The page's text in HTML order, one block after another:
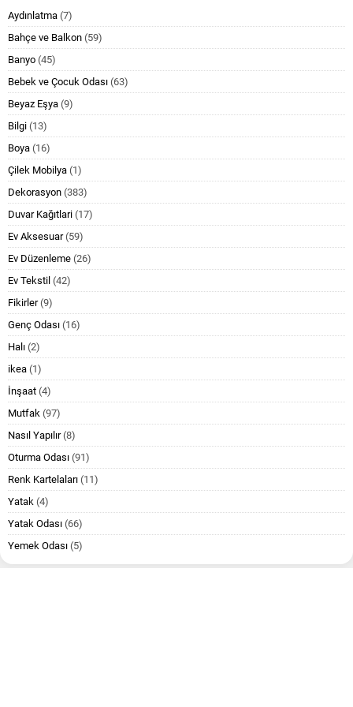
Aydınlatma (7)
Bahçe ve Balkon (59)
Banyo (45)
Bebek ve Çocuk Odası (63)
Beyaz Eşya (9)
Bilgi (13)
Boya (16)
Çilek Mobilya (1)
Dekorasyon (383)
Duvar Kağıtlari (17)
Ev Aksesuar(59)
Ev Düzenleme (26)
Ev Tekstil (42)
Fikirler(9)
Genç Odası (16)
Halı (2)
ikea (1)
İnşaat (4)
Mutfak (97)
Nasıl Yapılır(8)
Oturma Odası (91)
Renk Kartelaları (11)
Yatak (4)
Yatak Odası (66)
Yemek Odası (5)